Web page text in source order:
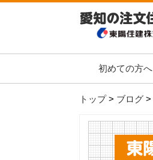
初めての方へ
トップ> ブログ >